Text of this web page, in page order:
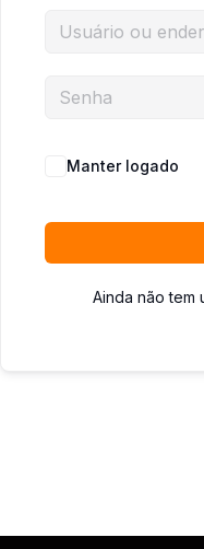
Manter logado
Ainda não tem